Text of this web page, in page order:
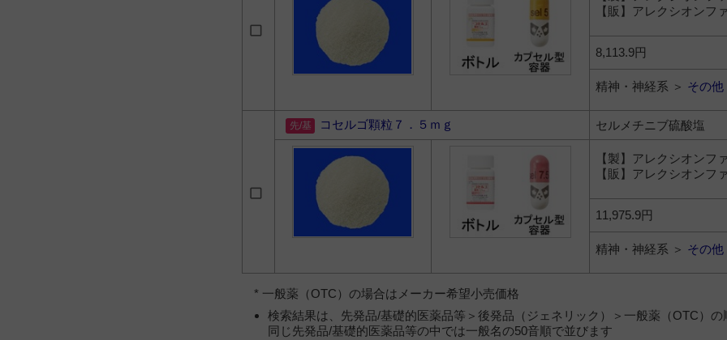
【販】アレクシオンフ
8,113.9円
精神・神経系 ＞ その他
コセルゴ顆粒７．５ｍｇ セルメチニブ硫酸塩
【製】アレクシオンフ
【販】アレクシオンフ
11,975.9円
精神・神経系 ＞ その他
* 一般薬（OTC）の場合はメーカー希望小売価格
検索結果は、先発品/基礎的医薬品等＞後発品（ジェネリック）＞一般薬（OTC）の
同じ先発品/基礎的医薬品等の中では一般名の50音順で並びます